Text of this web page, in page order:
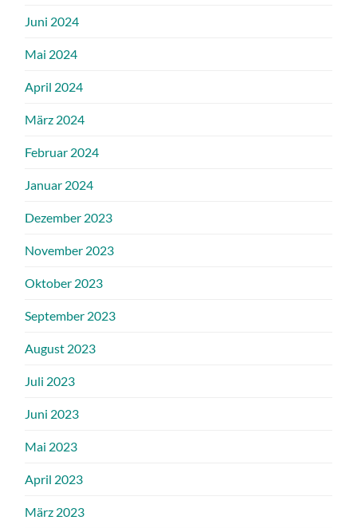
Juni 2024
Mai 2024
April 2024
März 2024
Februar 2024
Januar 2024
Dezember 2023
November 2023
Oktober 2023
September 2023
August 2023
Juli 2023
Juni 2023
Mai 2023
April 2023
März 2023